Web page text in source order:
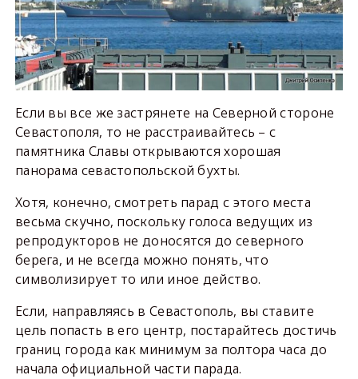
Если вы все же застрянете на Северной стороне
Севастополя, то не расстраивайтесь – с
памятника Славы открываются хорошая
панорама севастопольской бухты.
Хотя, конечно, смотреть парад с этого места
весьма скучно, поскольку голоса ведущих из
репродукторов не доносятся до северного
берега, и не всегда можно понять, что
символизирует то или иное действо.
Если, направляясь в Севастополь, вы ставите
цель попасть в его центр, постарайтесь достичь
границ города как минимум за полтора часа до
начала официальной части парада.